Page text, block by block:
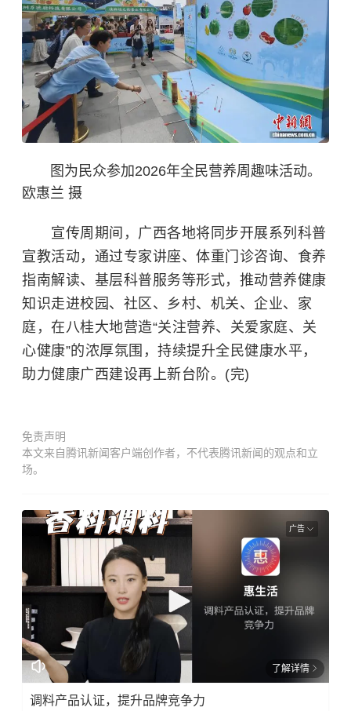
图为民众参加2026年全民营养周趣味活动。
欧惠兰 摄
宣传周期间，广西各地将同步开展系列科普
宣教活动，通过专家讲座、体重门诊咨询、食养
指南解读、基层科普服务等形式，推动营养健康
知识走进校园、社区、乡村、机关、企业、家
庭，在八桂大地营造“关注营养、关爱家庭、关
心健康”的浓厚氛围，持续提升全民健康水平，
助力健康广西建设再上新台阶。(完)
免责声明
本文来自腾讯新闻客户端创作者，不代表腾讯新闻的观点和立
场。
广告
了解详情
调料产品认证，提升品牌竞争力